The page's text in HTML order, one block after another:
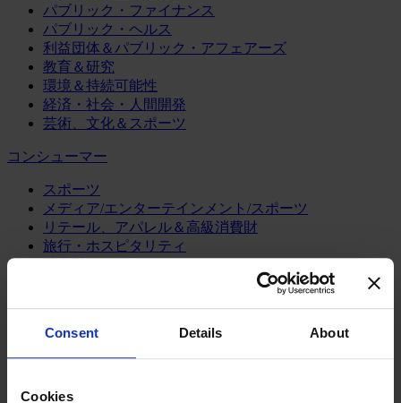
Consent Details About
Cookies
パブリック・ファイナンス
パブリック・ヘルス
利益団体＆パブリック・アフェアーズ
教育＆研究
環境＆持続可能性
経済・社会・人間開発
芸術、文化＆スポーツ
コンシューマー
スポーツ
メディア/エンターテインメント/スポーツ
リテール、アパレル＆高級消費財
旅行・ホスピタリティ
エネルギー